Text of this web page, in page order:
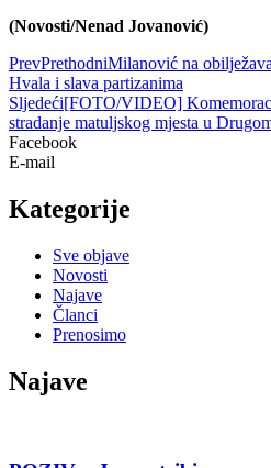
(Novosti/Nenad Jovanović)
PrevPrethodniMilanović na
Hvala i slava partizanima
Sljedeći[FOTO/VIDEO]
stradanje matuljskog mjesta u
Facebook
E-mail
Kategorije
Sve objave
Novosti
Najave
Članci
Prenosimo
Najave